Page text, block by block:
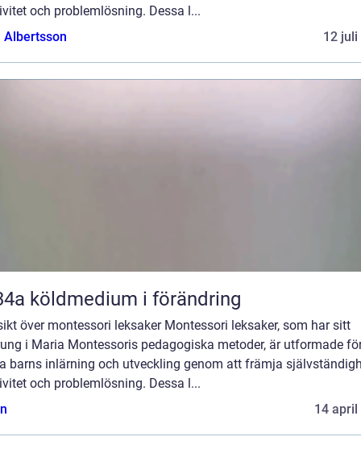
och problemlösning. Dessa l...
Albertsson
12 juli
R134a köldmedium i förändring
över montessori leksaker Montessori leksaker, som har sitt
i Maria Montessoris pedagogiska metoder, är utformade
barns inlärning och utveckling genom att främja
och problemlösning. Dessa l...
14 april